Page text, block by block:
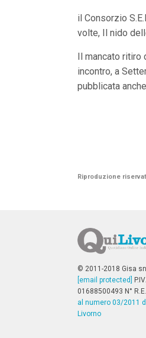
il Consorzio
volte, Il nido
Il mancato ritiro
incontro, a
pubblicata
Riproduzione
© 2011-2018 Gisa
[email protected]
01688500493 N°
al numero 03/2011
Livorno